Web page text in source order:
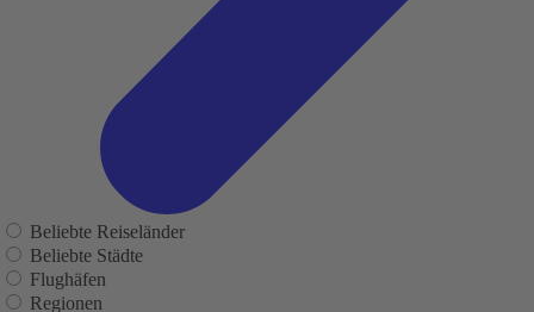
Beliebte Reiseländer
Beliebte Städte
Flughäfen
Regionen